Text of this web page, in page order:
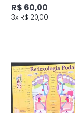
R$ 60,00
3x R$ 20,00